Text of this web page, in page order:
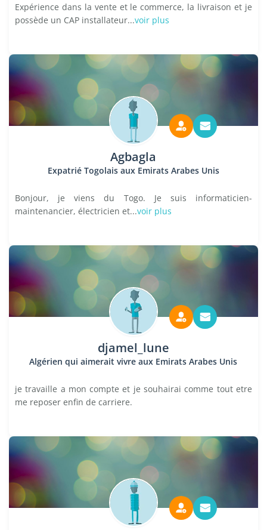
Expérience dans la vente et le commerce, la livraison et je
possède un CAP installateur...voir plus
Agbagla
Expatrié Togolais aux Emirats Arabes Unis
Bonjour, je viens du Togo. Je suis informaticien-
maintenancier, électricien et...voir plus
djamel_lune
Algérien qui aimerait vivre aux Emirats Arabes Unis
je travaille a mon compte et je souhairai comme tout etre
me reposer enfin de carriere.